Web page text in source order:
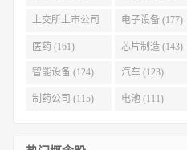
(321) (215)
上交所上市公司
(186)
电子设备 (177)
医药 (161) 芯片制造 (143)
智能设备 (124) 汽车 (123)
制药公司 (115) 电池 (111)